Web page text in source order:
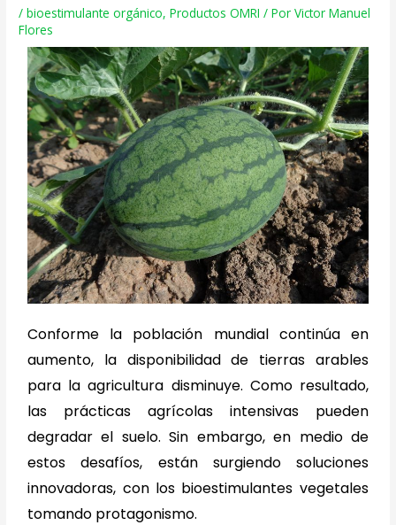
/bioestimulante orgánico,Productos OMRI / PorVictor Manuel
Flores
Conforme la población mundial continúa en
aumento, la disponibilidad de tierras arables
para la agricultura disminuye. Como resultado,
las prácticas agrícolas intensivas pueden
degradar el suelo. Sin embargo, en medio de
estos desafíos, están surgiendo soluciones
innovadoras, con los bioestimulantes vegetales
tomando protagonismo.